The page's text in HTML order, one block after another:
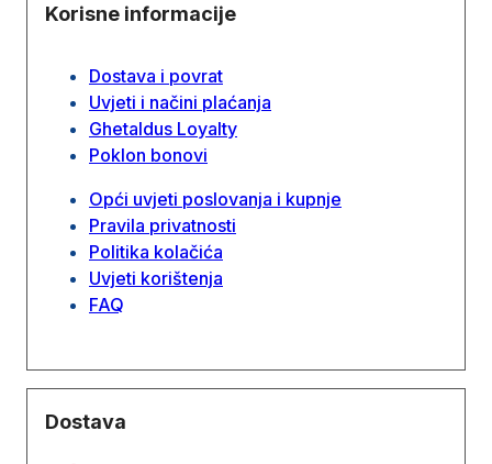
Korisne informacije
Dostava i povrat
Uvjeti i načini plaćanja
Ghetaldus Loyalty
Poklon bonovi
Opći uvjeti poslovanja i kupnje
Pravila privatnosti
Politika kolačića
Uvjeti korištenja
FAQ
Dostava